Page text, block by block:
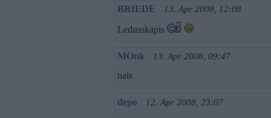
BRIEDE 13. Apr 2008, 12:08
Ledusskapis
MOnk 13. Apr 2008, 09:47
nais
depo 12. Apr 2008, 23:07